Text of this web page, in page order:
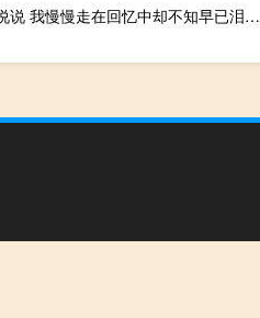
适合阴雨天心情惆怅沮丧时发的说说 我慢慢走在回忆中却不知早已泪流满面